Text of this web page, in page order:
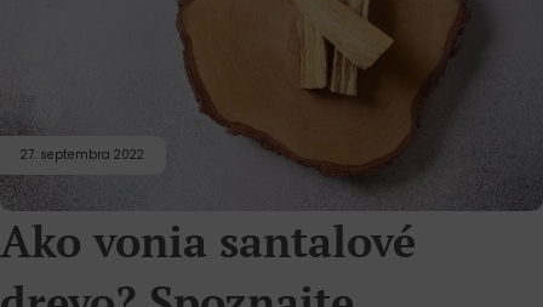
27. septembra 2022
Ako vonia santalové